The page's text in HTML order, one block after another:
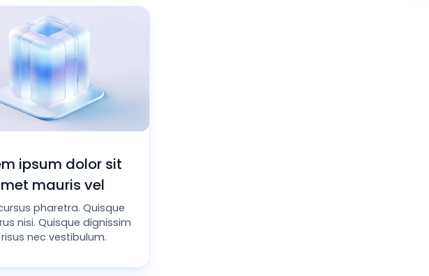
ipsum dolor sit
mauris vel
pharetra. Quisque
nisi. Quisque dignissim
nec vestibulum.